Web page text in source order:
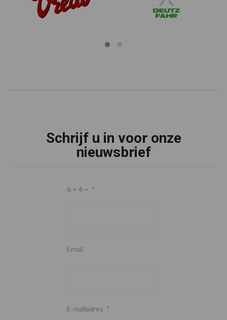
Schrijf u in voor onze
nieuwsbrief
6 + 4 = *
Email
E-mailadres *